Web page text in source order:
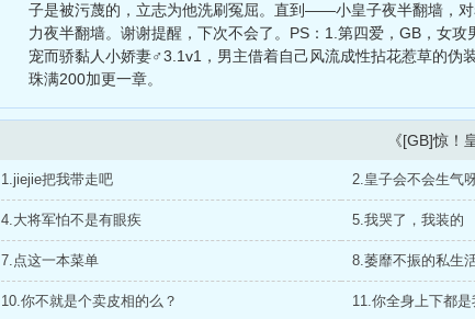
子是被污蔑的，立志为他洗刷冤屈。直到——小皇子夜半翻墙，
力夜半翻墙。谢谢提醒，下次不会了。PS：1.第四爱，GB，女
宠而骄黏人小娇妻♂3.1v1，男主借着自己风流成性拈花惹草的伪
珠满200加更一章。
《[GB]惊！
1.jiejie把我带走吧 2.皇子会不会生气
4.大将军怕不是有眼疾 5.我哭了，我装的
7.点这一本菜单 8.萎靡不振的私生
10.你不就是个卖皮相的么？ 11.你全身上下都是